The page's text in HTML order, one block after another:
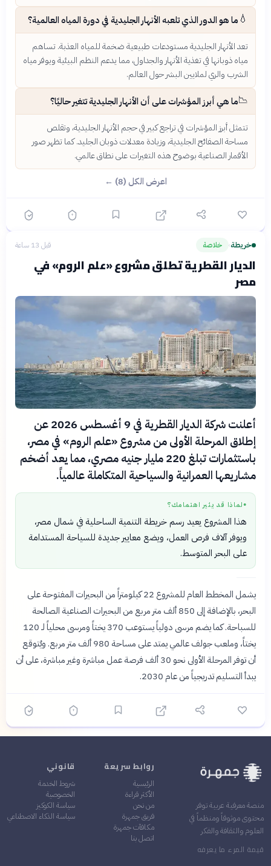
💧 ما هو الدور الذي تلعبه الأنهار الجليدية في دورة المياه العالمية؟
تعد الأنهار الجليدية مستودعات طبيعية ضخمة للمياه العذبة. تساهم
مياه ذوبانها في تغذية الأنهار والجداول، مما يدعم النظم البيئية ويوفر مياه
الشرب والري لملايين البشر حول العالم.
📉ما هي أبرز المؤشرات على أن الأنهار الجليدية تتغير حاليًا؟
تتمثل أبرز المؤشرات في تراجع كبير في حجم الأنهار الجليدية، وتقلص
مساحة الصفائح الجليدية، وزيادة معدلات ذوبان الجليد. كما تظهر صور
الأقمار الصناعية بوضوح هذه التغيرات على نطاق عالمي.
اعرض الكل (8) ←
خريطة› خلاصة قبل 13 ساعة
الديار القطرية تطلق مشروع «علم الروم» في
مصر
أعلنت شركة الديار القطرية في 9 أغسطس 2026 عن
إطلاق المرحلة الأولى من مشروع «علم الروم» في مصر،
باستثمارات تبلغ 220 مليار جنيه مصري، مما يعد أضخم
مشاريعها العمرانية والسياحية المتكاملة عالمياً.
● لماذا قد يثير اهتمامك؟
هذا المشروع يعيد رسم خريطة التنمية الساحلية في شمال مصر،
ويوفر آلاف فرص العمل، ويضع معايير جديدة للسياحة المستدامة
على البحر المتوسط.
يشمل المخطط العام للمشروع 22 كيلومتراً من البحيرات المفتوحة على
البحر، بالإضافة إلى 850 ألف متر مربع من البحيرات الصناعية الصالحة
للسباحة. كما يضم مرسى دولياً يستوعب 370 يختاً ومرسى محلياً لـ 120
يختاً، وملعب جولف عالمي يمتد على مساحة 980 ألف متر مربع. ويُتوقع
أن توفر المرحلة الأولى نحو 30 ألف فرصة عمل مباشرة وغير مباشرة، على أن
يبدأ التسليم تدريجياً من عام 2030.
منصة معرفية عربية توفر
محتوى موثوقاً ومنظماً في
العلوم والثقافة والفكر
قيمة المرء ما يعرفه
روابط سريعة
الرئيسية
الأكثر قراءة
من نحن
فريق جمهرة
مكافآت جمهرة
اتصل بنا
قانوني
شروط الخدمة
الخصوصية
سياسة الكوكيز
سياسة الذكاء الاصطناعي